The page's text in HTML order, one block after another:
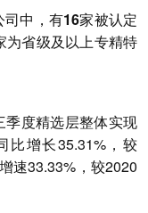
中，有16家被认定
为省级及以上专精特
度精选层整体实现
比增长35.31%，较
速33.33%，较2020